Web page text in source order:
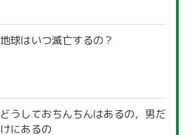
地球はいつ滅亡するの？
どうしておちんちんはあるの，男だ
けにあるの